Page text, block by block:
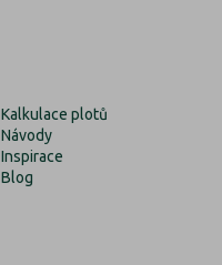
Kalkulace plotů
Návody
Inspirace
Blog